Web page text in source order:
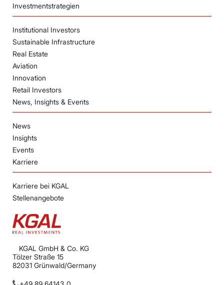
KGAL GmbH & Co. KG
Tölzer Straße 15
82031 Grünwald/Germany
Investmentstrategien
Institutional Investors
Sustainable Infrastructure
Real Estate
Aviation
Innovation
Retail Investors
News, Insights & Events
News
Insights
Events
Karriere
Karriere bei KGAL
Stellenangebote